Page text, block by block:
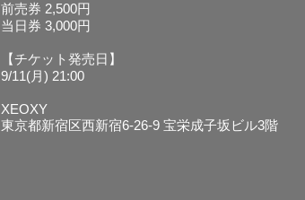
​前売券 2,500円
当日券 3,000円
【チケット発売日】
​9/11(月) 21:00
XEOXY
東京都新宿区西新宿6-26-9 宝栄成子坂ビル3階